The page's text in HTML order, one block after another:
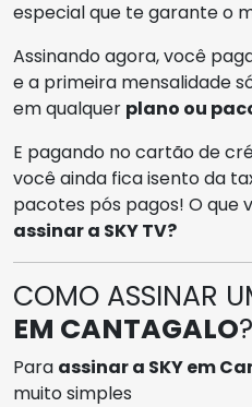
especial que te garante o
Assinando agora, você
e a primeira mensalidade
em qualquer plano ou
E pagando no cartão de
você ainda fica isento da
pacotes pós pagos! O que
assinar a SKY TV?
COMO ASSINAR
EM CANTAGALO?
Para assinar a SKY em
muito simples